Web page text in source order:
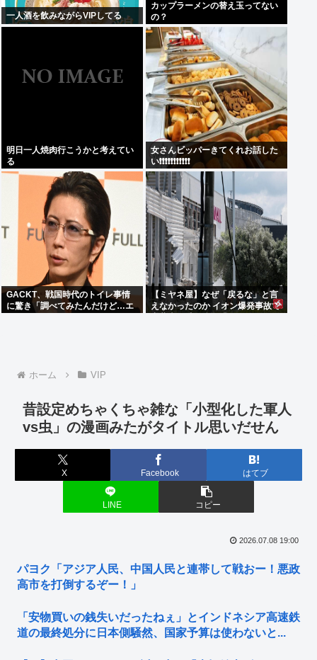
一人酒を飲みながらVIPしてる
カップラーメンの替え玉ってない
の？
明日一人焼肉行こうかと考えてい
る
女さんビッパーきてくれお話した
い❗❗❗❗❗❗❗❗❗❗❗
GACKT、戦国時代のトイレ事情
に驚き「調べてみたんだけど…エ
【ミヤネ屋】なぜ「戻るな」と言
えなかったのか イオン爆発事故で
ホーム VIP
昔設定めちゃくちゃ雑な「小型化した軍人
vs虫」の漫画みたがタイトル思いだせん
X Facebook はてブ
LINE コピー
2026.07.08 19:00
パヨク「アジア人民、中国人民と連帯して戦おー！悪政
高市を打倒するぞー！」
「安物買いの銭失いだったねぇ」とインドネシア高速鉄
道の最終処分に日本側騒然、国家予算は使わないと...